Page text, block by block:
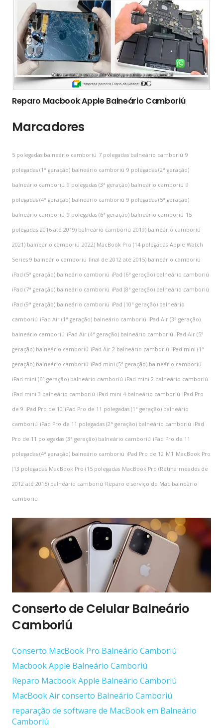
Reparo Macbook Apple Balneário Camboriú
Marcadores
5 polegadas balneário camboriú 7 polegadas balneário camboriú 9
polegadas (1ª geração) balneário camboriú 9 polegadas (2ª geração)
balneário camboriú 9 polegadas (3ª geração) balneário camboriú 9
polegadas (4ª geração) balneário camboriú 9 polegadas (5ª geração)
balneário camboriú 9 polegadas (6ª geração) balneário camboriú 15
polegadas 2016 até 2019) balneário camboriú 2019) balneário camboriú
2021) balneário camboriú 2022) MacBook Pro (14 polegadas Apple Watch
Series 9 balneário camboriú final de 2012 até 2015) balneário camboriú
iPad (5ª geração) balneário camboriú iPad (6ª geração) balneário camboriú
iPad (7ª geração) balneário camboriú iPad (8ª geração) balneário camboriú
iPad (9ª geração) balneário camboriú iPad (10ª geração) balneário
camboriú iPad Air (1ª geração) balneário camboriú iPad Air (3ª geração)
balneário camboriú iPad Air (4ª geração) balneário camboriú iPad Air (5ª
geração) balneário camboriú iPad Air 2 balneário camboriú iPad mini (1ª
geração) balneário camboriú iPad mini (5ª geração) balneário camboriú
iPad mini (6ª geração) balneário camboriú iPad mini 2 balneário camboriú
iPad mini 3 balneário camboriú iPad mini 4 balneário camboriú iPad Pro
de 9 iPad Pro de 10 iPad Pro de 11 polegadas (1ª geração) balneário
camboriú iPad Pro de 11 polegadas (2ª geração) balneário camboriú iPad
Pro de 11 polegadas (3ª geração) balneário camboriú iPad Pro de 11
polegadas (4ª geração) balneário camboriú iPad Pro de 12 M1 MacBook Pro
(13 polegadas MacBook Pro (15 polegadas MacBook Pro (Retina meados de
2012 até 2015) balneário camboriú Reparo e serviço do Mac balneário
camboriú
Conserto de Celular Balneário
Camboriú
Conserto ‎MacBook Pro Balneário Camboriú
Macbook Apple Balneário Camboriú
Reparo Macbook Apple Balneário Camboriú
MacBook Air conserto Balneário Camboriú
reparação de software de MacBook em Balneário
Camboriú